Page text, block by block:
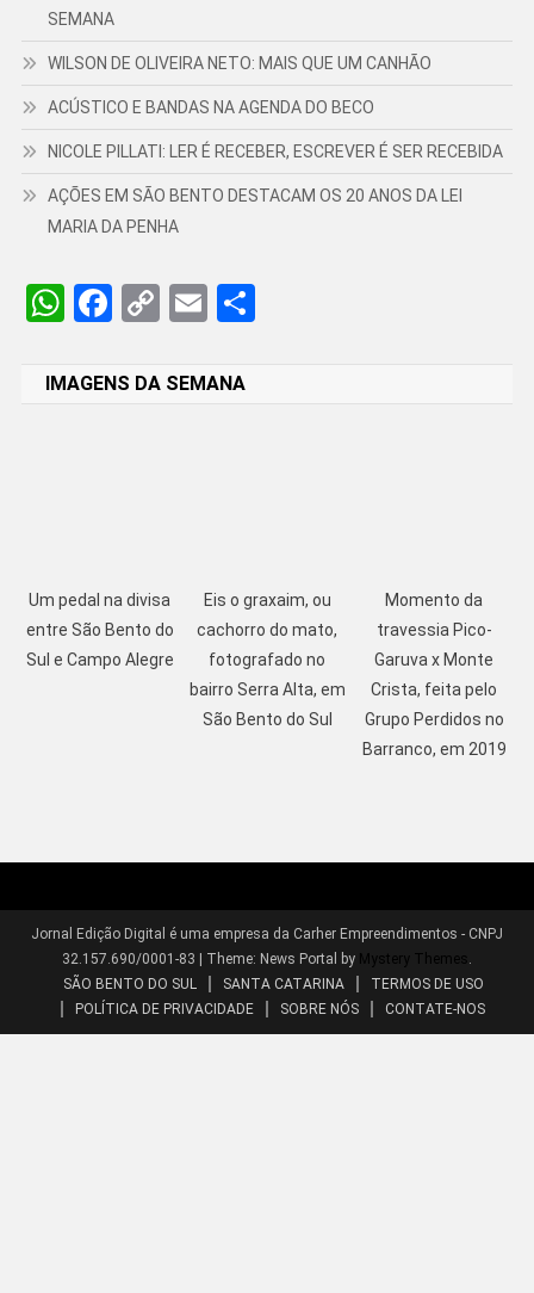
SEMANA
WILSON DE OLIVEIRA NETO: MAIS QUE UM CANHÃO
ACÚSTICO E BANDAS NA AGENDA DO BECO
NICOLE PILLATI: LER É RECEBER, ESCREVER É SER RECEBIDA
AÇÕES EM SÃO BENTO DESTACAM OS 20 ANOS DA LEI
MARIA DA PENHA
WhatsApp
Facebook
CopyEmailShare
IMAGENS DA SEMANA
Um pedal na divisa
entre São Bento do
Sul e Campo Alegre
Eis o graxaim, ou
cachorro do mato,
fotografado no
bairro Serra Alta, em
São Bento do Sul
Momento da
travessia Pico-
Garuva x Monte
Crista, feita pelo
Grupo Perdidos no
Barranco, em 2019
Jornal Edição Digital é uma empresa da Carher Empreendimentos - CNPJ
32.157.690/0001-83
Theme: News Portal by Mystery Themes .
SÃO BENTO DO SUL
SANTA CATARINA
TERMOS DE USO
POLÍTICA DE PRIVACIDADE
SOBRE NÓS CONTATE-NOS